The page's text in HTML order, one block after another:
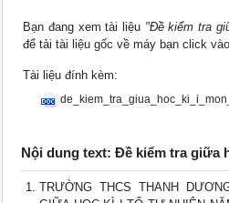
Bạn đang xem tài liệu "Đề kiểm tra
để tải tài liệu gốc về máy bạn click
Tài liệu đính kèm:
Nội dung text: Đề kiểm tra giữa
TRƯỜNG THCS THANH